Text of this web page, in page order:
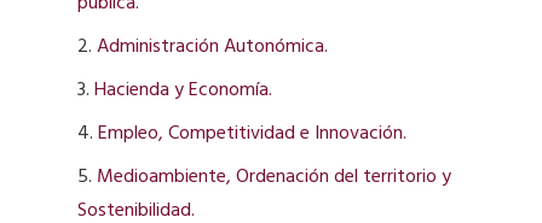
2.Administración Autonómica.
3.Hacienda y Economía.
4.Empleo, Competitividad e Innovación.
5. Medioambiente, Ordenación del territorio y
Sostenibilidad.